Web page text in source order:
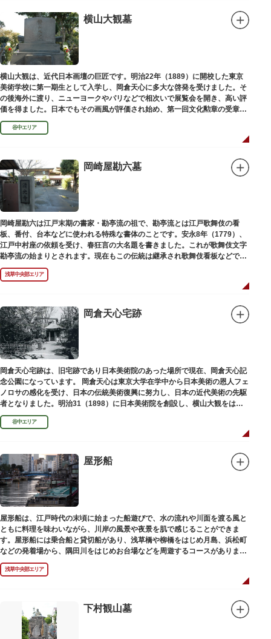
横山大観墓
横山大観は、近代日本画壇の巨匠です。明治22年（1889）に開校した東京
美術学校に第一期生として入学し、岡倉天心に多大な啓発を受けました。そ
の後海外に渡り、ニューヨークやパリなどで相次いで展覧会を開き、高い評
価を得ました。日本でもその画風が評価され始め、第一回文化勲章の受章者
となりました。お墓は谷中霊園にあります。
谷中エリア
岡崎屋勘六墓
岡崎屋勘六は江戸末期の書家・勘亭流の祖で、勘亭流とは江戸歌舞伎の看
板、番付、台本などに使われる特殊な書体のことです。安永8年（1779）、
江戸中村座の依頼を受け、春狂言の大名題を書きました。これが歌舞伎文字
勘亭流の始まりとされます。現在もこの伝統は継承され歌舞伎看板などで使
われています。 お墓は清光寺（せいこうじ）境内にあります。
浅草中央部エリア
岡倉天心宅跡
岡倉天心宅跡は、旧宅跡であり日本美術院のあった場所で現在、岡倉天心記
念公園になっています。 岡倉天心は東京大学在学中から日本美術の恩人フェ
ノロサの感化を受け、日本の伝統美術復興に努力し、日本の近代美術の先駆
者となりました。明治31（1898）に日本美術院を創設し、横山大観をはじ
め優れた画家を世に送り出しました。
谷中エリア
屋形船
屋形船は、江戸時代の末頃に始まった船遊びで、水の流れや川面を渡る風と
ともに料理を味わいながら、川岸の風景や夜景を肌で感じることができま
す。屋形船には乗合船と貸切船があり、浅草橋や柳橋をはじめ月島、浜松町
などの発着場から、隅田川をはじめお台場などを周遊するコースがありま
す。
浅草中央部エリア
下村観山墓